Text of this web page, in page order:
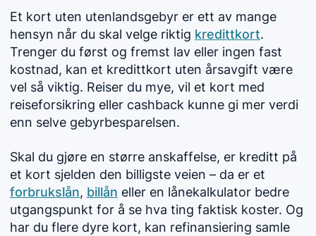
Et kort uten utenlandsgebyr er ett av mange
hensyn når du skal velge riktig kredittkort.
Trenger du først og fremst lav eller ingen fast
kostnad, kan et kredittkort uten årsavgift være
vel så viktig. Reiser du mye, vil et kort med
reiseforsikring eller cashback kunne gi mer verdi
enn selve gebyrbesparelsen.
Skal du gjøre en større anskaffelse, er kreditt på
et kort sjelden den billigste veien – da er et
forbrukslån, billån eller en lånekalkulator bedre
utgangspunkt for å se hva ting faktisk koster. Og
har du flere dyre kort, kan refinansiering samle